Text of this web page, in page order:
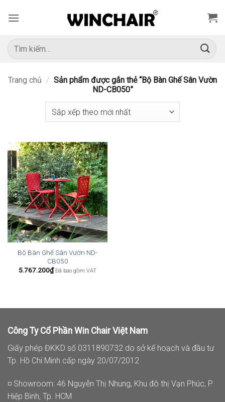
qua
dung
Tìm
kiếm:
Trang chủ / Sản phẩm được gắn thẻ “Bộ Bàn Ghế Sân Vườn
ND-CB050”
Bộ Bàn Ghế Sân Vườn ND-
CB050
5.767.200₫ Đã bao gồm VAT
Công Ty Cổ Phần Win Chair Việt Nam
Giấy phép ĐKKD số 0311890732 do sở kế hoạch và đầu tư
Tp. Hồ Chí Minh cấp ngày 20/07/2012
◽ Showroom: 46 Nguyễn Thị Nhung, Khu đô thị Vạn Phúc, P.
Hiệp Bình, Tp. HCM